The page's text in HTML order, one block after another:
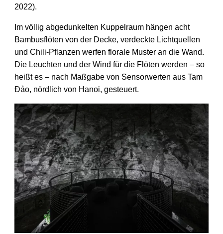
2022).
Im völlig abgedunkelten Kuppel­raum hängen acht
Bambus­flöten von der Decke, verdeckte Licht­quellen
und Chili-Pflanzen werfen florale Muster an die Wand.
Die Leuchten und der Wind für die Flöten werden – so
heißt es – nach Maßgabe von Sensor­werten aus Tam
Đảo, nördlich von Hanoi, gesteuert.